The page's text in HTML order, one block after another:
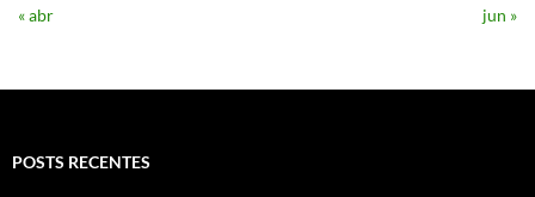
« abr
jun »
POSTS RECENTES